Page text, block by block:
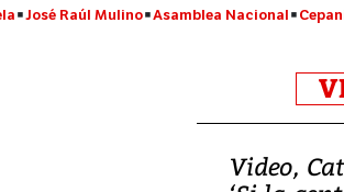
José Raúl Mulino Asamblea Nacional
Video,